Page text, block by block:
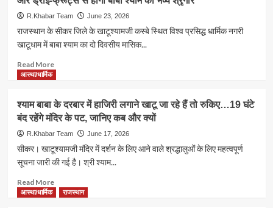
मेष
मीन
तक
रहेगा
आपका
मंदिर
में
मोबाइल
स्मार्ट
के
पर
रोक,
श्रद्धालुओं
लिए
नए
लागू,
R.Khabar Team June 23, 2026
राजस्थान के सीकर जिले के खाटूश्यामजी कस्बे स्थित विश्व प्रसिद्ध धार्मिक नगरी
खाटूधाम में बाबा श्याम का दो दिवसीय मासिक...
Read MoreRead
Khatu
Shyam
Ji:
25
से
शुरू
विशाल
आस्था/धार्मिक
श्याम बाबा के दरबार में हाजिरी लगाने खाटू जा रहे हैं तो रुकिए…19 घंटे
बंद रहेंगे मंदिर के पट, जानिए कब और क्यों
R.Khabar Team June 17, 2026
सीकर। खाटूश्यामजी मंदिर में दर्शन के लिए आने वाले श्रद्धालुओं के लिए महत्वपूर्ण
सूचना जारी की गई है। श्री श्याम...
Read MoreRead
more
आस्था/धार्मिक राजस्थान